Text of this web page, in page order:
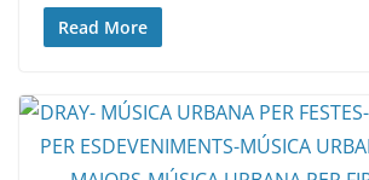
Read More